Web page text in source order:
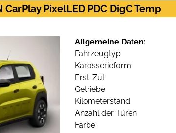
PixelLED PDC DigC Temp
Allgemeine Daten:
Fahrzeugtyp
Karosserieform
Erst-Zul.
Getriebe
Kilometerstand
Anzahl der Türen
Farbe